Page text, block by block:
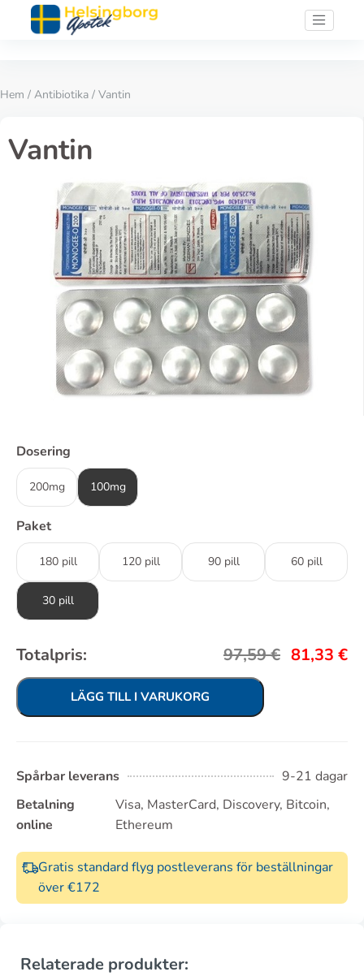
Hem / Antibiotika / Vantin
Vantin
Dosering
200mg 100mg
Paket
180 pill 120 pill 90 pill 60 pill
30 pill
Totalpris: 97,59€ 81,33 €
LÄGG TILL I VARUKORG
Spårbar leverans
9-21 dagar
Betalning
online
Visa, MasterCard, Discovery, Bitcoin,
Ethereum
Gratis standard flyg postleverans för beställningar
över €172
Relaterade produkter: